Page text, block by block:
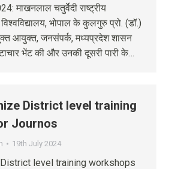
माखनलाल चतुर्वेदी राष्ट्रीय
भोपाल के कुलगुरु प्रो. (डॉ.)
आयुक्त, जनसंपर्क, मध्यप्रदेश शासन
भेंट की और उनकी दूसरी पारी के…
District level training
Journos
19th July 2024
level training workshops